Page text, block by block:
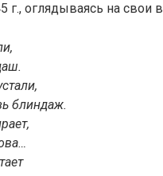
г., оглядываясь на свои
блиндаж.